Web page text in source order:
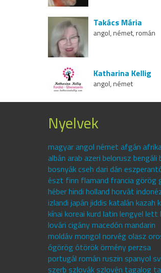
Takács Mária
angol, német, román
Katharina Kellig
angol, német
Nyelvek
magyar angol német afgán
albán arab azeri belorusz bengáli
bosnyák cseh dari dán
észt finn flamand francia görög
héber hindi holland horvát
izlandi japán jiddis katalán kazah
kínai koreai kurd latin lengyel lett
lovári cigány macedón mandarin
moldáv mongol norvég olasz
ógörög ótörök örmény perzsa
portugál román ruszin spanyol
szerb szlovák szlovén tagalog